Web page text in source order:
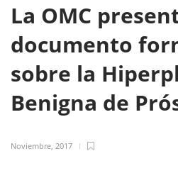
La OMC
documento
sobre la
Benigna de
Noviembre, 2017